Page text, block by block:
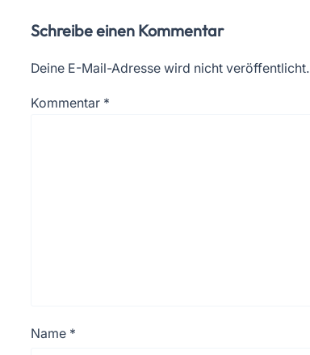
Schreibe einen Kommentar
Deine E-Mail-Adresse wird nicht veröffentlicht.
Kommentar *
Name *